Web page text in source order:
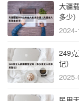
大疆
多少）
2024-
249
记）